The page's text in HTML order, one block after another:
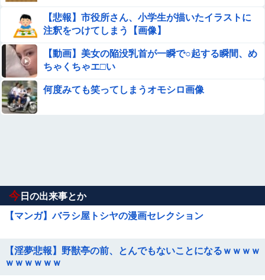
【悲報】市役所さん、小学生が描いたイラストに
注釈をつけてしまう【画像】
【動画】美女の陥没乳首が一瞬で○起する瞬間、め
ちゃくちゃエ□い
何度みても笑ってしまうオモシロ画像
今 日の出来事とか
【マンガ】バラシ屋トシヤの漫画セレクション
【淫夢悲報】野獣亭の前、とんでもないことになるｗｗｗｗ
ｗｗｗｗｗｗ